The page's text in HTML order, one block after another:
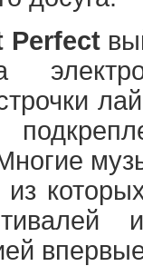
Perfect